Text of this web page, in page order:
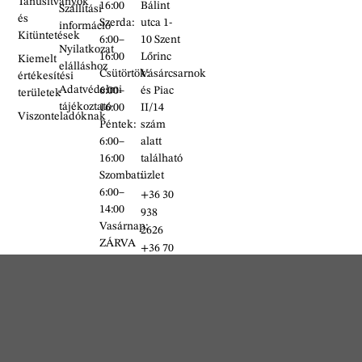
és
Kitüntetések
Kiemelt
értékesítési
területek
Viszonteladóknak
Szállítási
információ
Nyilatkozat
elálláshoz
Adatvédelmi
tájékoztató
Bálint
utca 1-
10 Szent
Lőrinc
Vásárcsarnok
és Piac
II/14
szám
alatt
található
üzlet
+36 30
938
2626
+36 70
16:00
Szerda:
6:00–
16:00
Csütörtök:
6:00–
16:00
Péntek:
6:00–
16:00
Szombat:
6:00–
14:00
Vasárnap:
ZÁRVA